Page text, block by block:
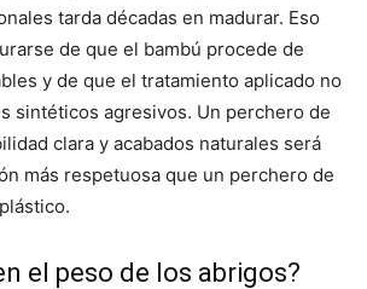
tarda décadas en madurar. Eso
de que el bambú procede de
y de que el tratamiento aplicado no
sintéticos agresivos. Un perchero de
clara y acabados naturales será
más respetuosa que un perchero de
el peso de los abrigos?